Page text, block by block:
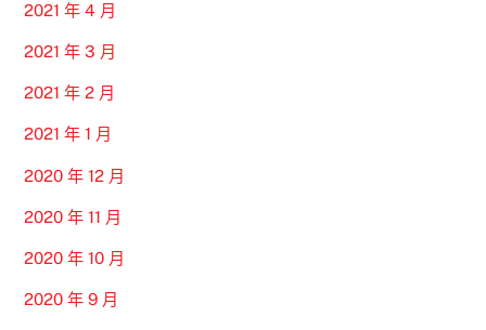
2021 年 4 月
2021 年 3 月
2021 年 2 月
2021 年 1 月
2020 年 12 月
2020 年 11 月
2020 年 10 月
2020 年 9 月